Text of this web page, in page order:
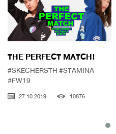
THE PERFECT MATCH!
#SKECHERSTH #STAMINA
#FW19
27.10.2019 10876